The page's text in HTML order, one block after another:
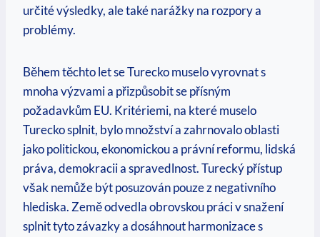
určité výsledky, ale také narážky na rozpory a
problémy.
Během těchto let se Turecko muselo vyrovnat s
mnoha výzvami a přizpůsobit se přísným
požadavkům EU. Kritériemi, na které muselo
Turecko splnit, bylo množství a zahrnovalo oblasti
jako politickou, ekonomickou a právní reformu, lidská
práva, demokracii a spravedlnost. Turecký přístup
však nemůže být posuzován pouze z negativního
hlediska. Země odvedla obrovskou práci v snažení
splnit tyto závazky a dosáhnout harmonizace s